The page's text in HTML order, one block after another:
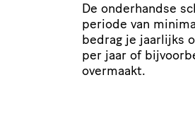
De onderhandse
periode van
bedrag je jaarlijks
per jaar of
overmaakt.